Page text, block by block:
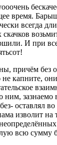
время.
всегда
И при
причём без
капните,
ним,
оставлял
изволит на
всю сумму